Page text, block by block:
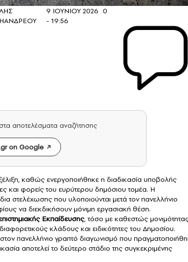
9 ΙΟΥΝΙΟΥ 2026
- 19:56
0
αποτελέσματα αναζήτησης
on Google
καθώς ενεργοποιήθηκε η διαδικασία υποβολής
και φορείς του ευρύτερου δημόσιου τομέα. Η
στελέχωσης που υλοποιούνται μετά τον πανελλήνιο
να διεκδικήσουν μόνιμη εργασιακή θέση.
Εκπαίδευσης, τόσο με καθεστώς
κλάδους και ειδικότητες του Δημοσίου.
πανελλήνιο γραπτό διαγωνισμό που
αποτελεί το δεύτερο στάδιο της συγκεκριμένης